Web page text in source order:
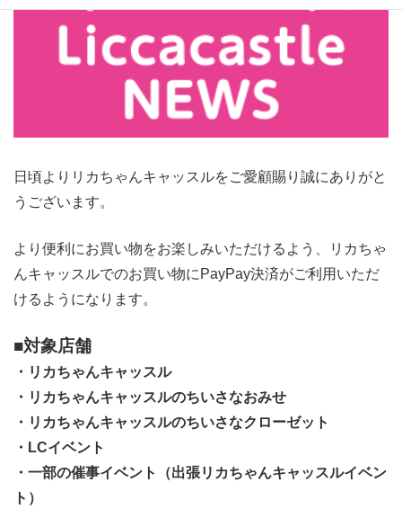
日頃よりリカちゃんキャッスルをご愛顧賜り誠にありがと
うございます。
より便利にお買い物をお楽しみいただけるよう、リカちゃ
んキャッスルでのお買い物にPayPay決済がご利用いただ
けるようになります。
■対象店舗
・リカちゃんキャッスル
・リカちゃんキャッスルのちいさなおみせ
・リカちゃんキャッスルのちいさなクローゼット
・LCイベント
・一部の催事イベント（出張リカちゃんキャッスルイベン
ト）